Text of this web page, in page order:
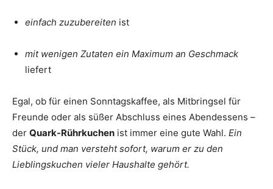
einfach zuzubereiten ist
mit wenigen Zutaten ein Maximum an Geschmack
liefert
Egal, ob für einen Sonntagskaffee, als Mitbringsel für
Freunde oder als süßer Abschluss eines Abendessens –
der Quark-Rührkuchen ist immer eine gute Wahl. Ein
Stück, und man versteht sofort, warum er zu den
Lieblingskuchen vieler Haushalte gehört.